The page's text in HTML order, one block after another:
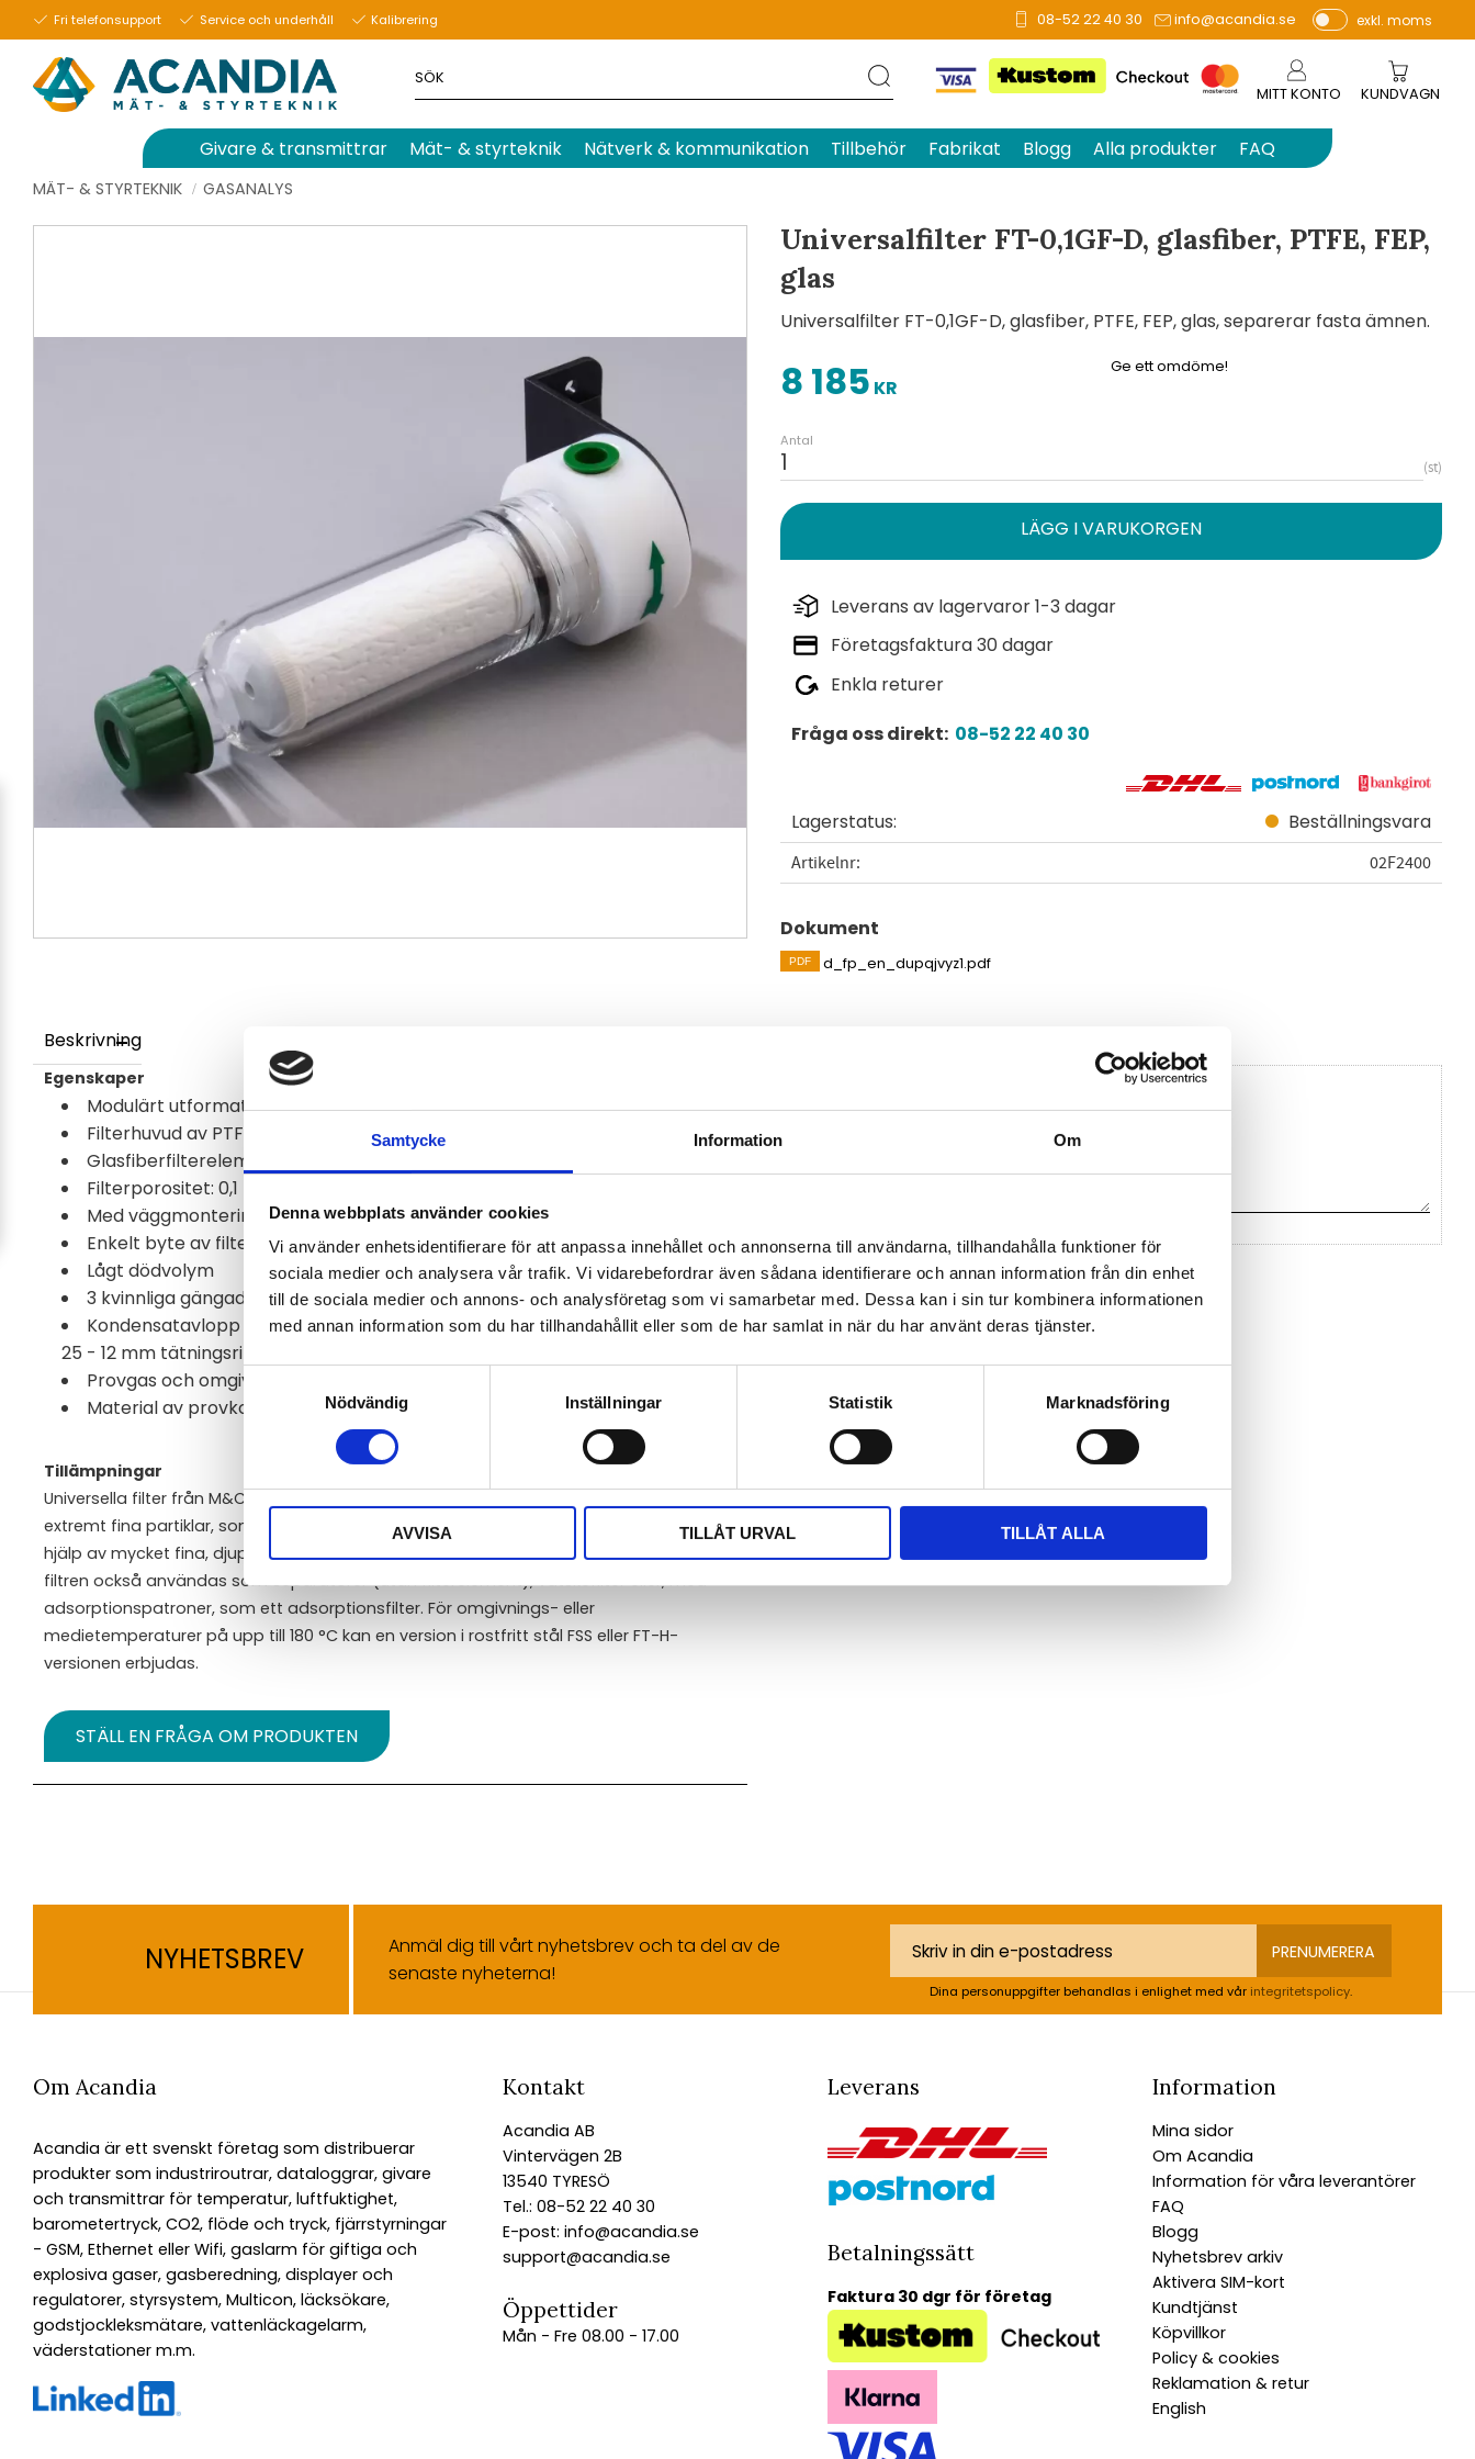
Samtycke Information Om
Denna webbplats använder cookies
Vi använder enhetsidentifierare för att anpassa innehållet och annonserna till användarna, tillhandahålla funktioner för
sociala medier och analysera vår trafik. Vi vidarebefordrar även sådana identifierare och annan information från din enhet
till de sociala medier och annons- och analysföretag som vi samarbetar med. Dessa kan i sin tur kombinera informationen
med annan information som du har tillhandahållit eller som de har samlat in när du har använt deras tjänster.
Samtyckesval
Nödvändig
Inställningar Statistik Marknadsföring
AVVISA TILLÅT URVAL TILLÅT ALLA
Fri telefonsupport Service och underhåll Kalibrering 08-52 22 40 30 info@acandia.se
P
e
r
vi
s
exkl. moms
MITT KONTO KUNDVAGN
Givare & transmittrar Mät- & styrteknik Nätverk & kommunikation Tillbehör Fabrikat Blogg Alla produkter FAQ
MÄT- & STYRTEKNIK GASANALYS
Universalfilter FT-0,1GF-D, glasfiber, PTFE, FEP,
glas
Universalfilter FT-0,1GF-D, glasfiber, PTFE, FEP, glas, separerar fasta ämnen.
8 185 KR
Antal
st
Leverans av lagervaror 1-3 dagar
Företagsfaktura 30 dagar
Enkla returer
Fråga oss direkt: 08-52 22 40 30
Lagerstatus Beställningsvara
Artikelnr 02F2400
Dokument
d_fp_en_dupqjvyz1.pdf
Ge ett omdöme!
Beskrivning
Egenskaper
Modulärt utformat filter med kondensatavlopp
Filterhuvud av PTFE
Glasfiberfilterelement för ultrafina filtreringar
Filterporositet: 0,1 µm
Med väggmonteringsfäste
Enkelt byte av filterelement utan verktyg
Lågt dödvolym
3 kvinnliga gängade gasanslutningar: G 1/4"
Kondensatavlopp med kompressionrörsanslutning: GL 25-mutter med GL
25 - 12 mm tätningsring
Provgas och omgivningstemperatur: max. +100 °C [+212 °F]
Material av provkontaktande delar: glasfiber, PTFE, FEP, glas
Tillämpningar
Universella filter från M&C separerar på ett tillförlitligt sätt fasta ämnen, särskilt
extremt fina partiklar, som förekommer inom analytisk teknik vid gasfiltrering, med
hjälp av mycket fina, djupt verkande filterelement. Tack vare sin universella design kan
filtren också användas som separatorer (utan filterelement), vätskefilter eller, med
adsorptionspatroner, som ett adsorptionsfilter. För omgivnings- eller
medietemperaturer på upp till 180 °C kan en version i rostfritt stål FSS eller FT-H-
versionen erbjudas.
STÄLL EN FRÅGA OM PRODUKTEN
Baserat på 0 betyg.
Bli den första att lämna ett omdöme.
NYHETSBREV
Anmäl dig till vårt nyhetsbrev och ta del av de
senaste nyheterna!
PRENUMERERA
Dina personuppgifter behandlas i enlighet med vår integritetspolicy.
Om Acandia
Acandia är ett svenskt företag som distribuerar
produkter som industriroutrar, dataloggrar, givare
och transmittrar för temperatur, luftfuktighet,
barometertryck, CO2, flöde och tryck, fjärrstyrningar
- GSM, Ethernet eller Wifi, gaslarm för giftiga och
explosiva gaser, gasberedning, displayer och
regulatorer, styrsystem, Multicon, läcksökare,
godstjockleksmätare, vattenläckagelarm,
väderstationer m.m.
Kontakt
Acandia AB
Vintervägen 2B
13540 TYRESÖ
Tel.: 08-52 22 40 30
E-post: info@acandia.se
support@acandia.se
Öppettider
Mån - Fre 08.00 - 17.00
Leverans
Betalningssätt
Faktura 30 dgr för företag
Information
Mina sidor
Om Acandia
Information för våra leverantörer
FAQ
Blogg
Nyhetsbrev arkiv
Aktivera SIM-kort
Kundtjänst
Köpvillkor
Policy & cookies
Reklamation & retur
English